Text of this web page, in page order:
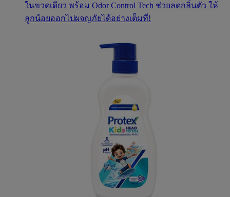
ในขวดเดียว พร้อม Odor Control Tech ช่วยลดกลิ่นตัว ให้
ลูกน้อยออกไปผจญภัยได้อย่างเต็มที่!